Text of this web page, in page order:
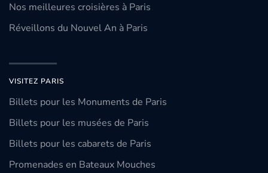
Nos meilleures croisières à Paris
Réveillons du Nouvel An à Paris
VISITEZ PARIS
Billets pour les Monuments de Paris
Billets pour les musées de Paris
Billets pour les cabarets de Paris
Promenades en Bateaux Mouches